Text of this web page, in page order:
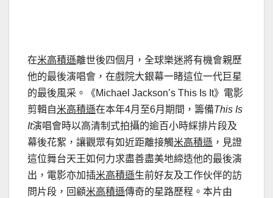
在米高積遜離世後四個月，全球樂迷將有機會親歷
他的最後演唱會，在戲院大銀幕一睹這位一代巨星
的最後風采。《Michael Jackson’s This Is It》電影
剪輯自米高積遜在本年4月至6月期間，籌備This Is
It演唱會時以高清制式拍攝的逾百小時綵排片段及
幕後花絮，讓觀眾有如近距離接觸米高積遜 ，見證
這位舞台天王如何力求盡善盡美地締造他的最後演
出，電影亦加插米高積遜生前好友及工作伙伴的訪
問片段，回顧米高積遜傳奇的星路歷程。本片由